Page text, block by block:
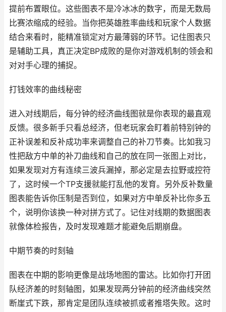
提前布置眼位。这些图表不是冷冰冰的数字，而是无数局
比赛浓缩成的经验。当你把英雄胜率曲线和玩家个人数据
结合来看时，能精准锁定对方最薄弱的环节。记住图表只
是辅助工具，真正决定BP成败的是你对游戏机制的领会和
对对手心理的捕捉。
打钱效率的曲线秘密
进入对线期后，每分钟的经济曲线图就是你表现的最直观
反馈。很多新手只看总经济，但老玩家会盯着前特别钟的
正补误差和反补成功率来调整自己的补刀节奏。比如我习
性把敌方中单的补刀曲线和自己的放在同一张图上对比，
如果发现对方有连续三波兵漏掉，那必定是去拉野或控符
了，这时候一个TP支援就能打乱他的发育。另外反补数量
图表能告诉你压制是否到位，如果对方中单反补比你多五
个，说明你该换一种对拼方式了。记住对线期的数据图表
就像体检报告，及时发现难题才能避免后期崩盘。
中期节奏的时刻轴
图表在中期的影响更像是战场地图的雷达。比如你打开团
队经济差的时刻轴图，如果发现两分钟前的经济曲线突然
断崖式下跌，那肯定是团队连续被抓或者推塔失败。这时